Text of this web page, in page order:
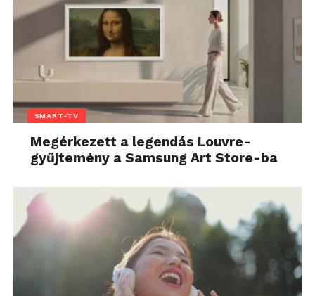
SMART-TV
Megérkezett a legendás Louvre-
gyűjtemény a Samsung Art Store-ba